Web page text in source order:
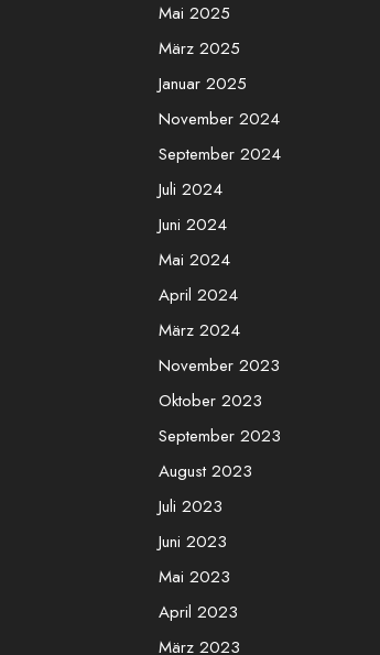
Mai 2025
März 2025
Januar 2025
November 2024
September 2024
Juli 2024
Juni 2024
Mai 2024
April 2024
März 2024
November 2023
Oktober 2023
September 2023
August 2023
Juli 2023
Juni 2023
Mai 2023
April 2023
März 2023